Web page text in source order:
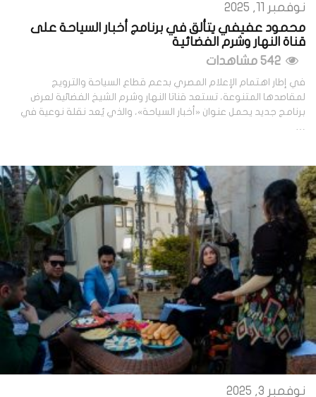
نوفمبر 11, 2025
محمود عفيفي يتألق في برنامج أخبار السياحة على
قناة النهار وشرم الفضائية
في إطار اهتمام الإعلام المصري بدعم قطاع السياحة والترويج
لمقاصدها المتنوعة، تستعد قناتا النهار وشرم الشيخ الفضائية لعرض
برنامج جديد يحمل عنوان «أخبار السياحة»، والذي يُعد نقلة نوعية في
…
نوفمبر 3, 2025